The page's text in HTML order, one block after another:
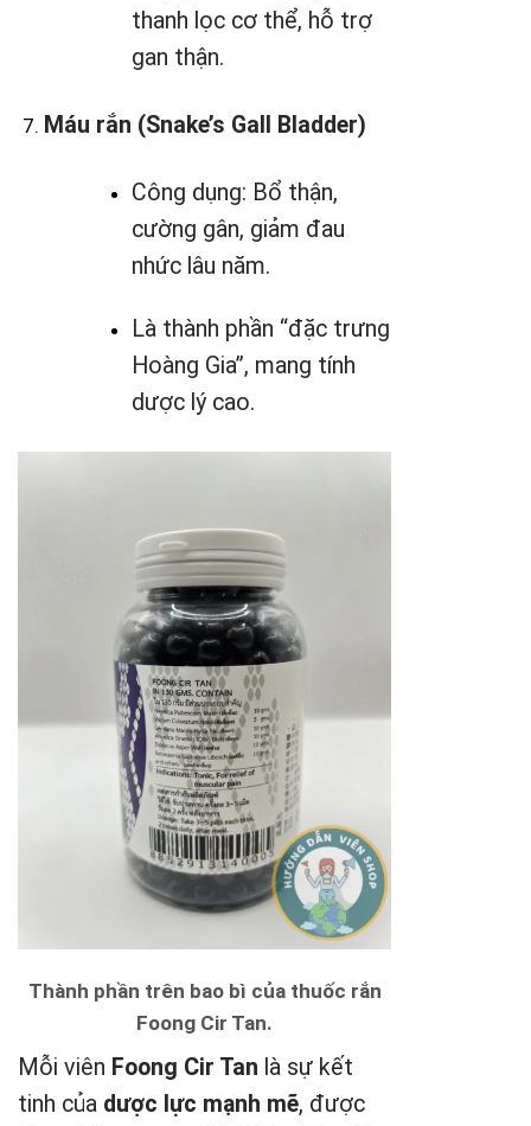
thanh lọc cơ thể, hỗ trợ
gan thận.
Máu rắn (Snake’s Gall Bladder)
Công dụng: Bổ thận,
cường gân, giảm đau
nhức lâu năm.
Là thành phần “đặc trưng
Hoàng Gia”, mang tính
dược lý cao.
Thành phần trên bao bì của thuốc rắn
Foong Cir Tan.
Mỗi viên Foong Cir Tan là sự kết
tinh của dược lực mạnh mẽ, được